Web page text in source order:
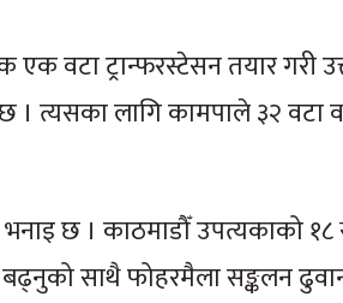
एक वटा ट्रान्फरस्टेसन तयार गरी
। त्यसका लागि कामपाले ३२ वटा
छ । काठमाडौँ उपत्यकाको १८
बढ्नुको साथै फोहरमैला सङ्कलन